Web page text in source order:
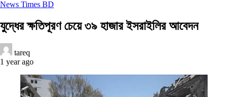
News Times BD
যুদ্ধের ক্ষতিপূরণ চেয়ে ৩৯ হাজার ইসরাইলির আবেদন
tareq
1 year ago